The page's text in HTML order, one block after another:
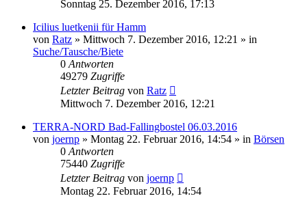
Sonntag 25. Dezember 2016, 17:13
Icilius luetkenii für Hamm
von Ratz » Mittwoch 7. Dezember 2016, 12:21 » in
Suche/Tausche/Biete
0 Antworten
49279 Zugriffe
Letzter Beitrag von Ratz
Mittwoch 7. Dezember 2016, 12:21
TERRA-NORD Bad-Fallingbostel 06.03.2016
von joernp » Montag 22. Februar 2016, 14:54 » in Börsen
0 Antworten
75440 Zugriffe
Letzter Beitrag von joernp
Montag 22. Februar 2016, 14:54